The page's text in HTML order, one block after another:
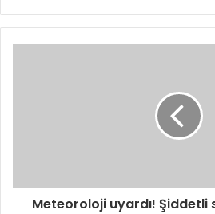
Meteoroloji uyardı! Şiddetli